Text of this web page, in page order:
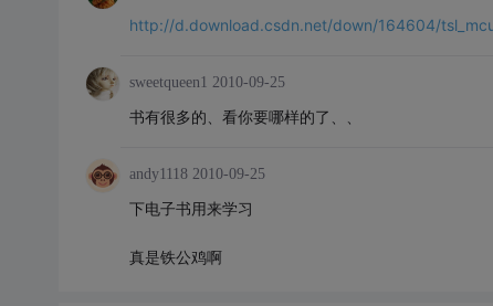
http://d.download.csdn.net/down/164604/
sweetqueen1 2010-09-25
书有很多的、看你要哪样的了、、
andy1118 2010-09-25
下电子书用来学习
真是铁公鸡啊